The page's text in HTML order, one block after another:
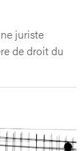
juriste
de droit du